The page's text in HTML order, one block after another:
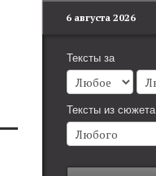
6 августа 2026
Тексты за
Тексты из сюжета